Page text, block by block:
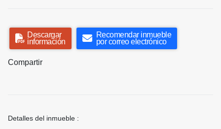
Descargar
información
Recomendar inmueble
por correo electrónico
Compartir
Detalles del inmueble :